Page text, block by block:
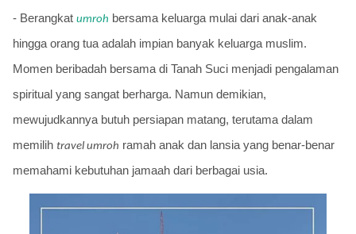
- Berangkat umroh bersama keluarga mulai dari anak-anak
hingga orang tua adalah impian banyak keluarga muslim.
Momen beribadah bersama di Tanah Suci menjadi pengalaman
spiritual yang sangat berharga. Namun demikian,
mewujudkannya butuh persiapan matang, terutama dalam
memilih travel umroh ramah anak dan lansia yang benar-benar
memahami kebutuhan jamaah dari berbagai usia.